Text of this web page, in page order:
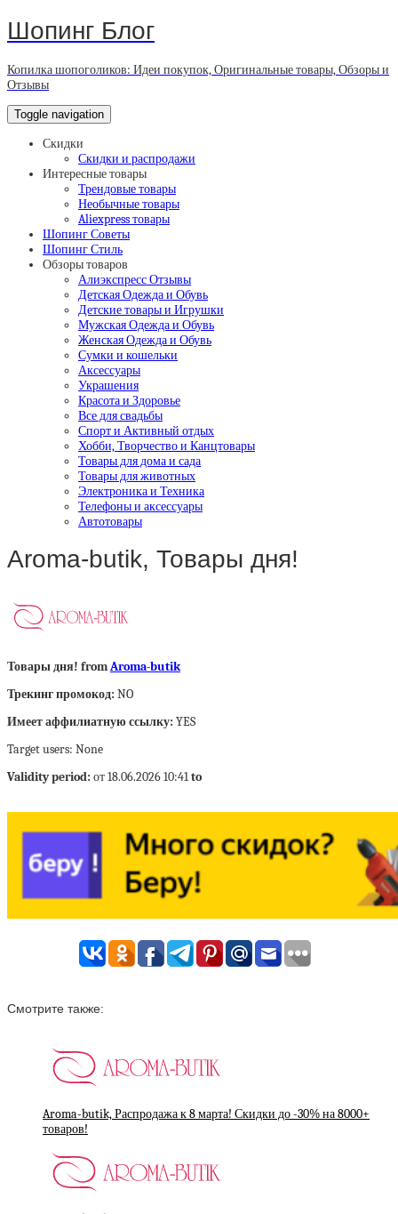
Шопинг Блог
Копилка шопоголиков: Идеи покупок, Оригинальные товары, Обзоры и
Отзывы
Toggle navigation
Скидки
Скидки и распродажи
Интересные товары
Трендовые товары
Необычные товары
Aliexpress товары
Шопинг Советы
Шопинг Стиль
Обзоры товаров
Алиэкспресс Отзывы
Детская Одежда и Обувь
Детские товары и Игрушки
Мужская Одежда и Обувь
Женская Одежда и Обувь
Сумки и кошельки
Аксессуары
Украшения
Красота и Здоровье
Все для свадьбы
Спорт и Активный отдых
Хобби, Творчество и Канцтовары
Товары для дома и сада
Товары для животных
Электроника и Техника
Телефоны и аксессуары
Автотовары
Aroma-butik, Товары дня!
Товары дня! fromAroma-butik
Трекинг промокод: NO
Имеет аффилиатную ссылку: YES
Target users: None
Validity period: от 18.06.2026 10:41to
Смотрите также:
Aroma-butik, Распродажа к 8 марта! Скидки до -30% на 8000+
товаров!